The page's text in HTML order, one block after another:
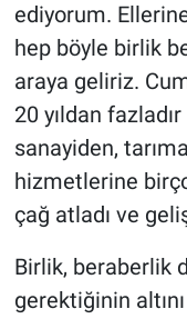
ediyorum.
hep böyle birlik
araya geliriz.
20 yıldan
sanayiden,
hizmetlerine
çağ atladı ve
Birlik, beraberlik
gerektiğinin